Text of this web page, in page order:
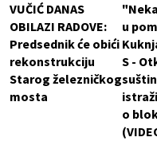
VUČIĆ DANAS
OBILAZI RADOVE:
Predsednik će obići
rekonstrukciju
Starog železničkog
mosta
u
S -
o